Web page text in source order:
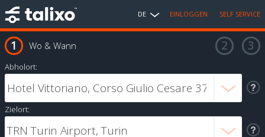
DE EINLOGGEN SELF SERVICE
Wo & Wann
Abholort:
Zielort: